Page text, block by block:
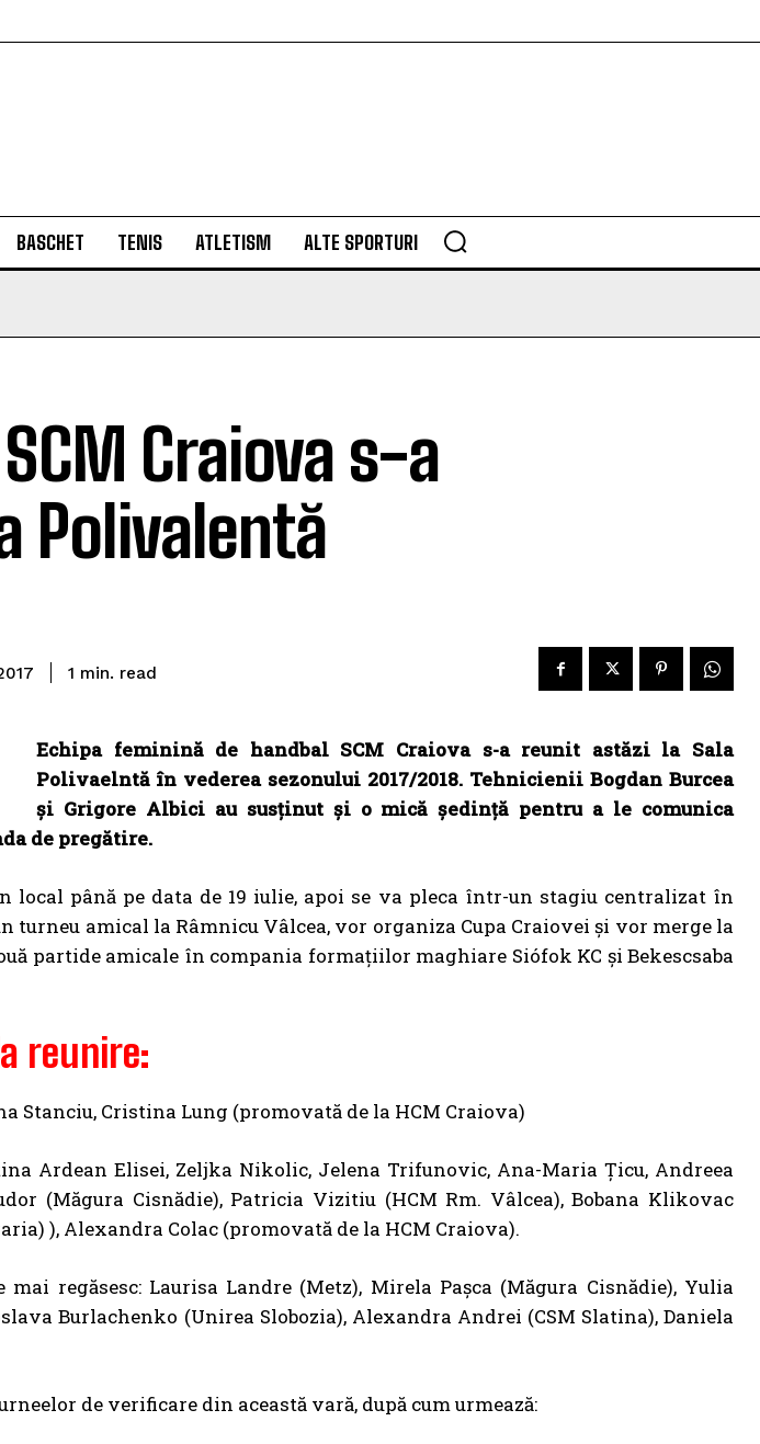
BASCHET TENIS ATLETISM ALTE SPORTURI
Craiova s-a
Polivalentă
1 min. read
Echipa feminină de handbal SCM Craiova s-a reunit astăzi la Sala
Polivaelntă în vederea sezonului 2017/2018. Tehnicienii Bogdan Burcea
și Grigore Albici au susținut și o mică ședință pentru a le comunica
de pregătire.
local până pe data de 19 iulie, apoi se va pleca într-un stagiu centralizat în
turneu amical la Râmnicu Vâlcea, vor organiza Cupa Craiovei și vor merge la
partide amicale în compania formațiilor maghiare Siófok KC și Bekescsaba
reunire:
Stanciu, Cristina Lung (promovată de la HCM Craiova)
Ardean Elisei, Zeljka Nikolic, Jelena Trifunovic, Ana-Maria Țicu, Andreea
(Măgura Cisnădie), Patricia Vizitiu (HCM Rm. Vâlcea), Bobana Klikovac
), Alexandra Colac (promovată de la HCM Craiova).
regăsesc: Laurisa Landre (Metz), Mirela Pașca (Măgura Cisnădie), Yulia
Burlachenko (Unirea Slobozia), Alexandra Andrei (CSM Slatina), Daniela
de verificare din această vară, după cum urmează: